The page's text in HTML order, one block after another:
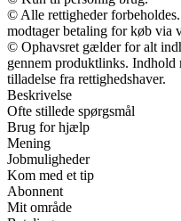
© Alle rettigheder
modtager betaling for køb via
© Ophavsret gælder for alt
gennem produktlinks.
tilladelse fra rettighedshaver.
Beskrivelse
Ofte stillede spørgsmål
Brug for hjælp
Mening
Jobmuligheder
Kom med et tip
Abonnent
Mit område